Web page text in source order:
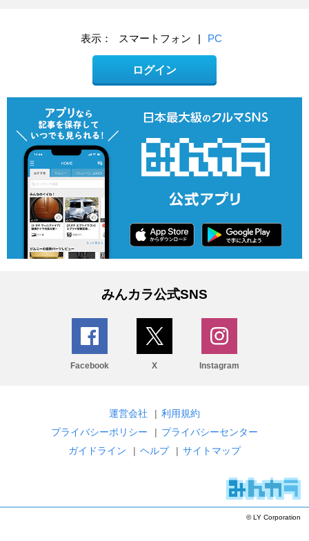
表示： スマートフォン | PC
ログイン
みんカラ公式SNS
Facebook X Instagram
運営会社 | 利用規約
プライバシーポリシー
| プライバシーセンター
ガイドライン
| ヘルプ | サイトマップ
© LY Corporation